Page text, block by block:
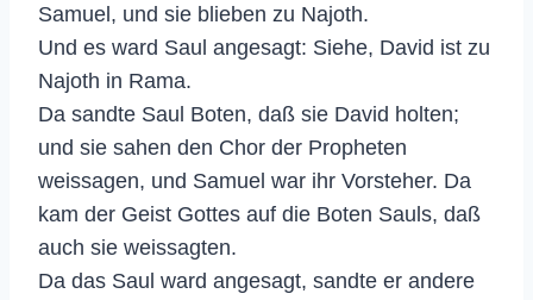
Samuel, und sie blieben zu Najoth.
Und es ward Saul angesagt: Siehe, David ist zu
Najoth in Rama.
Da sandte Saul Boten, daß sie David holten;
und sie sahen den Chor der Propheten
weissagen, und Samuel war ihr Vorsteher. Da
kam der Geist Gottes auf die Boten Sauls, daß
auch sie weissagten.
Da das Saul ward angesagt, sandte er andere